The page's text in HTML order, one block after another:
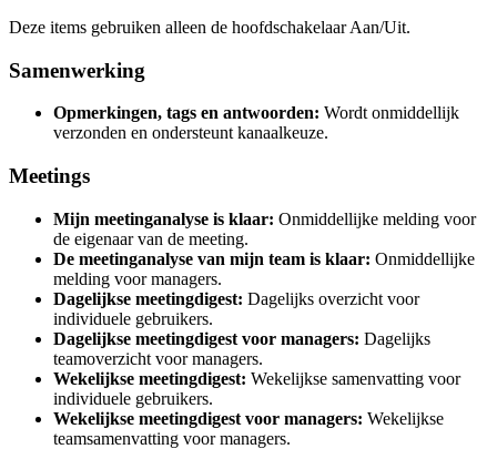
Deze items gebruiken alleen de hoofdschakelaar Aan/Uit.
Samenwerking
Opmerkingen, tags en antwoorden: Wordt onmiddellijk
verzonden en ondersteunt kanaalkeuze.
Meetings
Mijn meetinganalyse is klaar: Onmiddellijke melding voor
de eigenaar van de meeting.
De meetinganalyse van mijn team is klaar: Onmiddellijke
melding voor managers.
Dagelijkse meetingdigest: Dagelijks overzicht voor
individuele gebruikers.
Dagelijkse meetingdigest voor managers: Dagelijks
teamoverzicht voor managers.
Wekelijkse meetingdigest: Wekelijkse samenvatting voor
individuele gebruikers.
Wekelijkse meetingdigest voor managers: Wekelijkse
teamsamenvatting voor managers.